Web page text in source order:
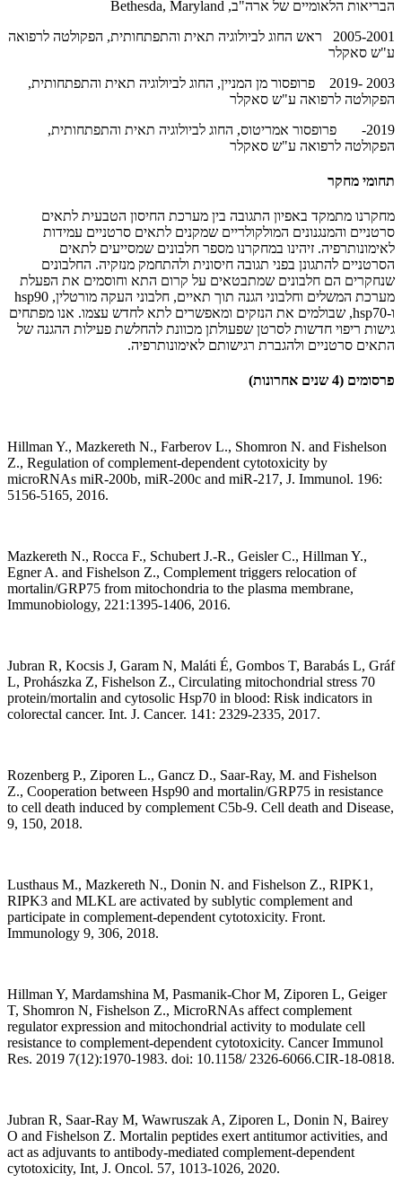
הבריאות הלאומיים של ארה"ב, Bethesda, Maryland
2005-2001 ראש החוג לביולוגיה תאית והתפתחותית, הפקולטה לרפואה
ע"ש סאקלר
2003 -2019 פרופסור מן המניין, החוג לביולוגיה תאית והתפתחותית,
הפקולטה לרפואה ע"ש סאקלר
2019- פרופסור אמריטוס, החוג לביולוגיה תאית והתפתחותית,
הפקולטה לרפואה ע"ש סאקלר
תחומי מחקר
מחקרנו מתמקד באפיון התגובה בין מערכת החיסון הטבעית לתאים
סרטניים והמנגנונים המולקולריים שמקנים לתאים סרטניים עמידות
לאימונותרפיה. זיהינו במחקרנו מספר חלבונים שמסייעים לתאים
הסרטניים להתגונן בפני תגובה חיסונית ולהתחמק מנזקיה. החלבונים
שנחקרים הם חלבונים שמתבטאים על קרום התא וחוסמים את הפעלת
מערכת המשלים וחלבוני הגנה תוך תאיים, חלבוני העקה מורטלין, hsp90
ו-hsp70, שבולמים את הנזקים ומאפשרים לתא לחדש עצמו. אנו מפתחים
גישות ריפוי חדשות לסרטן שפעולתן מכוונת להחלשת פעילות ההגנה של
התאים סרטניים ולהגברת רגישותם לאימונותרפיה.
פרסומים (4 שנים אחרונות)
Hillman Y., Mazkereth N., Farberov L., Shomron N. and Fishelson
Z., Regulation of complement-dependent cytotoxicity by
microRNAs miR-200b, miR-200c and miR-217, J. Immunol. 196:
5156-5165, 2016.
Mazkereth N., Rocca F., Schubert J.-R., Geisler C., Hillman Y.,
Egner A. and Fishelson Z., Complement triggers relocation of
mortalin/GRP75 from mitochondria to the plasma membrane,
Immunobiology, 221:1395-1406, 2016.
Jubran R, Kocsis J, Garam N, Maláti É, Gombos T, Barabás L, Gráf
L, Prohászka Z, Fishelson Z., Circulating mitochondrial stress 70
protein/mortalin and cytosolic Hsp70 in blood: Risk indicators in
colorectal cancer. Int. J. Cancer. 141: 2329-2335, 2017.
Rozenberg P., Ziporen L., Gancz D., Saar-Ray, M. and Fishelson
Z., Cooperation between Hsp90 and mortalin/GRP75 in resistance
to cell death induced by complement C5b-9. Cell death and Disease,
9, 150, 2018.
Lusthaus M., Mazkereth N., Donin N. and Fishelson Z., RIPK1,
RIPK3 and MLKL are activated by sublytic complement and
participate in complement-dependent cytotoxicity. Front.
Immunology 9, 306, 2018.
Hillman Y, Mardamshina M, Pasmanik-Chor M, Ziporen L, Geiger
T, Shomron N, Fishelson Z., MicroRNAs affect complement
regulator expression and mitochondrial activity to modulate cell
resistance to complement-dependent cytotoxicity. Cancer Immunol
Res. 2019 7(12):1970-1983. doi: 10.1158/ 2326-6066.CIR-18-0818.
Jubran R, Saar-Ray M, Wawruszak A, Ziporen L, Donin N, Bairey
O and Fishelson Z. Mortalin peptides exert antitumor activities, and
act as adjuvants to antibody-mediated complement-dependent
cytotoxicity, Int, J. Oncol. 57, 1013-1026, 2020.